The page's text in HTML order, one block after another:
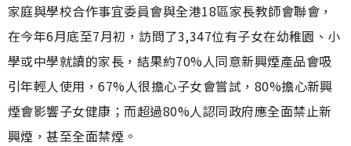
家庭與學校合作事宜委員會與全港18區家長教師會聯會，
在今年6月底至7月初，訪問了3,347位有子女在幼稚園、小
學或中學就讀的家長，結果約70%人同意新興煙產品會吸
引年輕人使用，67%人很擔心子女會嘗試，80%擔心新興
煙會影響子女健康；而超過80%人認同政府應全面禁止新
興煙，甚至全面禁煙。